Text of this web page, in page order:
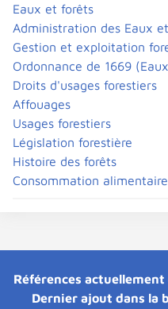
Eaux et forêts
Administration des Eaux
Gestion et exploitation
Ordonnance de 1669
Droits d'usages forestiers
Affouages
Usages forestiers
Législation forestière
Histoire des forêts
Consommation alimentaire
Références actuellement
Dernier ajout dans la